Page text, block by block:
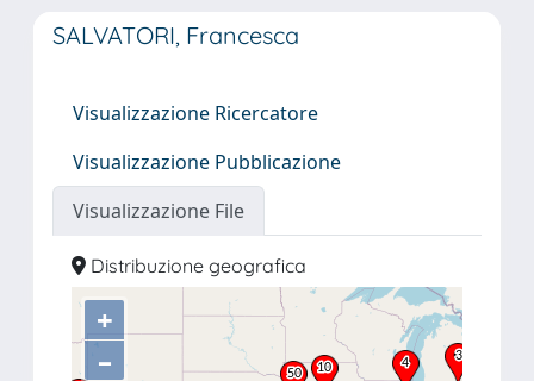
SALVATORI, Francesca
Visualizzazione Ricercatore
Visualizzazione Pubblicazione
Visualizzazione File
Distribuzione geografica
+
–